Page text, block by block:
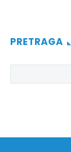
PRETRAGA